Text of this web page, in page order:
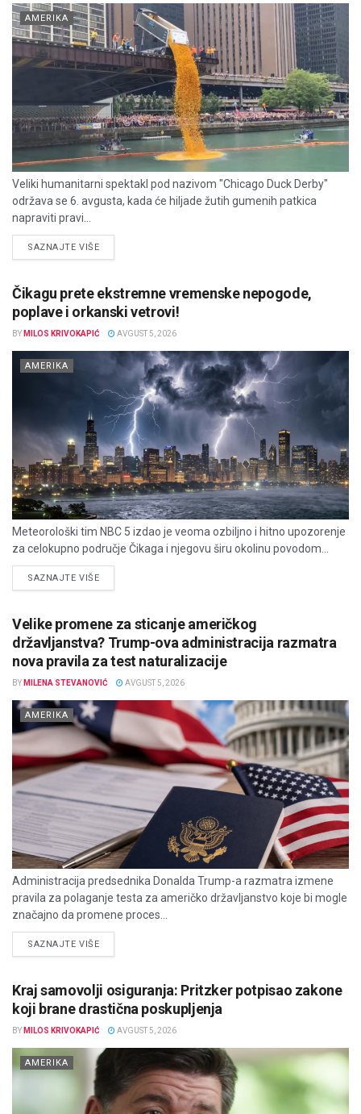
AMERIKA
Veliki humanitarni spektakl pod nazivom "Chicago Duck Derby"
održava se 6. avgusta, kada će hiljade žutih gumenih patkica
napraviti pravi...
SAZNAJTE VIŠEDETAILS
Čikagu prete ekstremne vremenske nepogode,
poplave i orkanski vetrovi!
BY MILOS KRIVOKAPIĆ AVGUST 5, 2026
AMERIKA
Meteorološki tim NBC 5 izdao je veoma ozbiljno i hitno upozorenje
za celokupno područje Čikaga i njegovu širu okolinu povodom...
SAZNAJTE VIŠEDETAILS
Velike promene za sticanje američkog
državljanstva? Trump-ova administracija razmatra
nova pravila za test naturalizacije
BY MILENA STEVANOVIĆ AVGUST 5, 2026
AMERIKA
Administracija predsednika Donalda Trump-a razmatra izmene
pravila za polaganje testa za američko državljanstvo koje bi mogle
značajno da promene proces...
SAZNAJTE VIŠEDETAILS
Kraj samovolji osiguranja: Pritzker potpisao zakone
koji brane drastična poskupljenja
BY MILOS KRIVOKAPIĆ AVGUST 5, 2026
AMERIKA